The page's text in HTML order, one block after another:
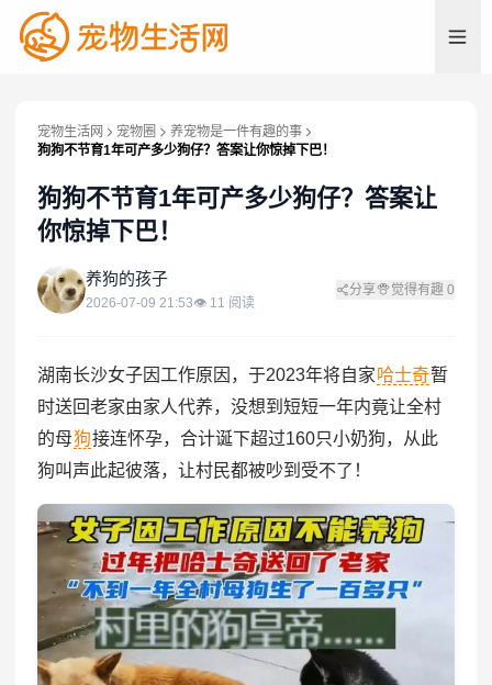
宠物生活网 宠物圈
养宠物是一件有趣的事
狗狗不节育1年可产多少狗仔？答案让你惊掉下巴！
狗狗不节育1年可产多少狗仔？答案让
你惊掉下巴！
养 养狗的孩子
2026-07-09 21:53👁 11 阅读
分享 觉得有趣 0
湖南长沙女子因工作原因，于2023年将自家哈士奇暂
时送回老家由家人代养，没想到短短一年内竟让全村
的母狗接连怀孕，合计诞下超过160只小奶狗，从此
狗叫声此起彼落，让村民都被吵到受不了！